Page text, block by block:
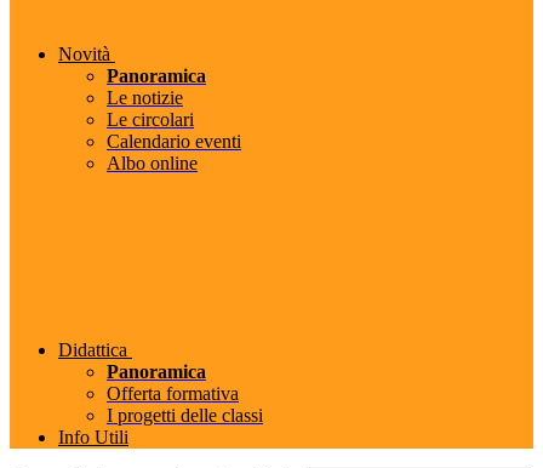
Novità
Panoramica
Le notizie
Le circolari
Calendario eventi
Albo online
Didattica
Panoramica
Offerta formativa
I progetti delle classi
Info Utili